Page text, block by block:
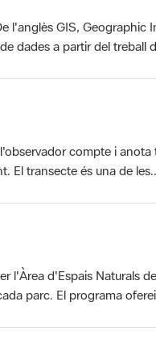
l'anglès GIS, Geographic
dades a partir del treball
compte i anota
El transecte és una de
l'Àrea d'Espais Naturals
parc. El programa